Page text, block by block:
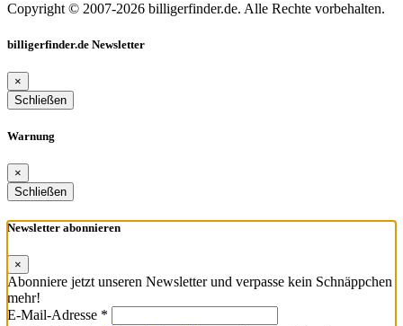
Copyright © 2007-2026 billigerfinder.de. Alle Rechte vorbehalten.
billigerfinder.de Newsletter
×
Schließen
Warnung
×
Schließen
Newsletter abonnieren
×
Abonniere jetzt unseren Newsletter und verpasse kein Schnäppchen
mehr!
E-Mail-Adresse *